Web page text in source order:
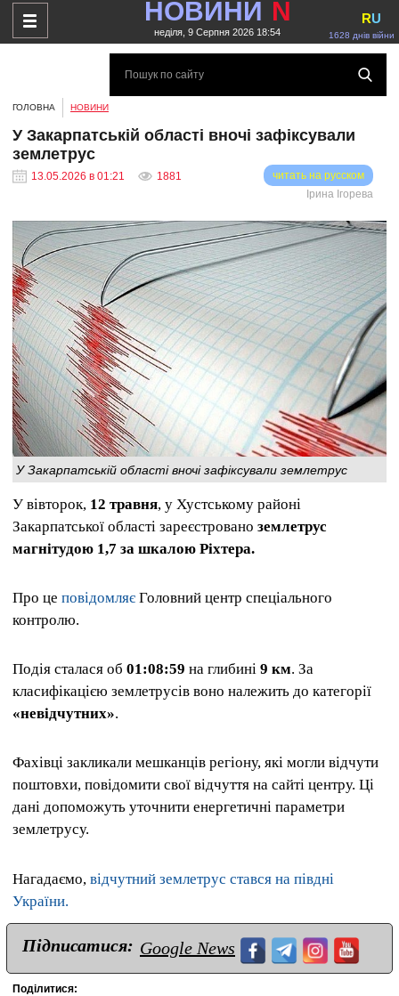
НОВИНИ N
неділя, 9 Серпня 2026 18:54 1628 днів війни
RU
ГОЛОВНА НОВИНИ
У Закарпатській області вночі зафіксували
землетрус
13.05.2026 в 01:21 1881
читать на русском
Ірина Ігорева
У Закарпатській області вночі зафіксували землетрус
У вівторок, 12 травня, у Хустському районі
Закарпатської області зареєстровано землетрус
магнітудою 1,7 за шкалою Ріхтера.
Про це повідомляє Головний центр спеціального
контролю.
Подія сталася об 01:08:59 на глибині 9 км. За
класифікацією землетрусів воно належить до категорії
«невідчутних».
Фахівці закликали мешканців регіону, які могли відчути
поштовхи, повідомити свої відчуття на сайті центру. Ці
дані допоможуть уточнити енергетичні параметри
землетрусу.
Нагадаємо, відчутний землетрус стався на півдні
України.
Підписатися: Google News
Поділитися: